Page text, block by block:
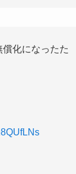
化になったた